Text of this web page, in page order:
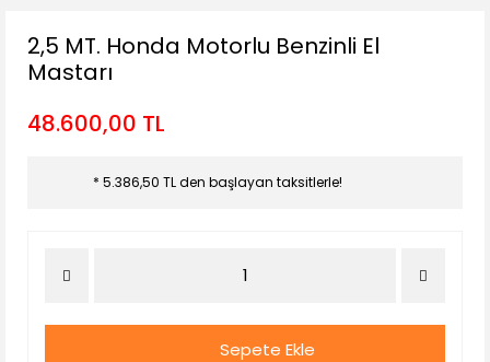
2,5 MT. Honda Motorlu Benzinli El
Mastarı
48.600,00 TL
* 5.386,50 TL den başlayan taksitlerle!
Sepete Ekle